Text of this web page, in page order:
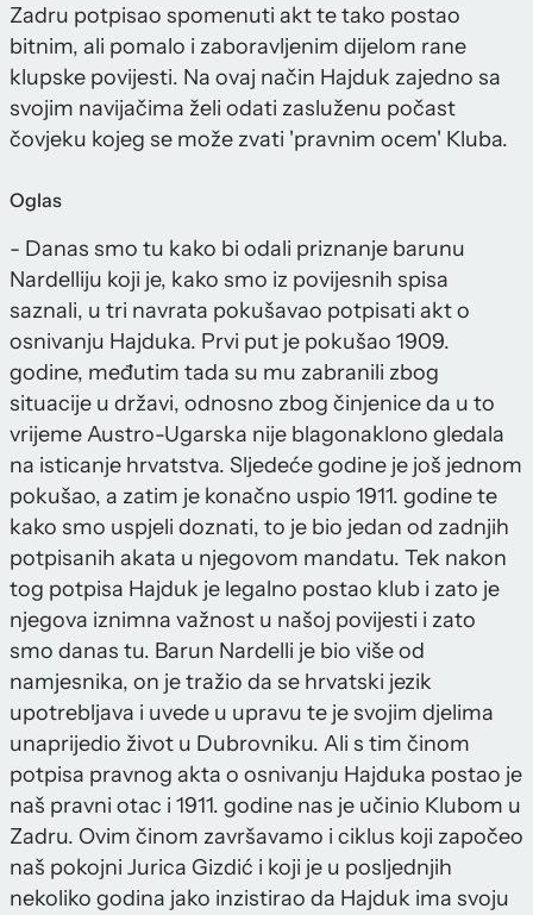
Zadru potpisao spomenuti akt te tako postao
bitnim, ali pomalo i zaboravljenim dijelom rane
klupske povijesti. Na ovaj način Hajduk zajedno sa
svojim navijačima želi odati zasluženu počast
čovjeku kojeg se može zvati 'pravnim ocem' Kluba.
Oglas
- Danas smo tu kako bi odali priznanje barunu
Nardelliju koji je, kako smo iz povijesnih spisa
saznali, u tri navrata pokušavao potpisati akt o
osnivanju Hajduka. Prvi put je pokušao 1909.
godine, međutim tada su mu zabranili zbog
situacije u državi, odnosno zbog činjenice da u to
vrijeme Austro-Ugarska nije blagonaklono gledala
na isticanje hrvatstva. Sljedeće godine je još jednom
pokušao, a zatim je konačno uspio 1911. godine te
kako smo uspjeli doznati, to je bio jedan od zadnjih
potpisanih akata u njegovom mandatu. Tek nakon
tog potpisa Hajduk je legalno postao klub i zato je
njegova iznimna važnost u našoj povijesti i zato
smo danas tu. Barun Nardelli je bio više od
namjesnika, on je tražio da se hrvatski jezik
upotrebljava i uvede u upravu te je svojim djelima
unaprijedio život u Dubrovniku. Ali s tim činom
potpisa pravnog akta o osnivanju Hajduka postao je
naš pravni otac i 1911. godine nas je učinio Klubom u
Zadru. Ovim činom završavamo i ciklus koji započeo
naš pokojni Jurica Gizdić i koji je u posljednjih
nekoliko godina jako inzistirao da Hajduk ima svoju